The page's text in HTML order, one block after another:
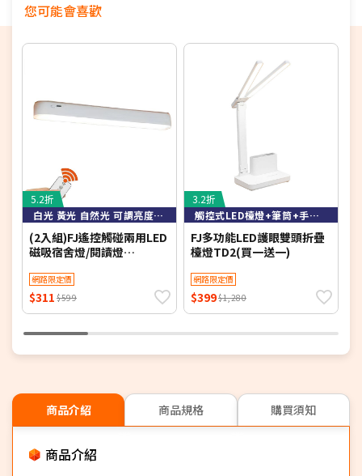
您可能會喜歡
5.2折
白光 黃光 自然光 可調亮度可定時
(2入組)FJ遙控觸碰兩用LED
磁吸宿舍燈/閱讀燈
燈 小夜燈 檯燈 桌燈 床頭
LED)
網路限定價
$311 $599
3.2折
觸控式LED檯燈+筆筒+手機架
FJ多功能LED護眼雙頭折疊
檯燈TD2(買一送一)
網路限定價
$399$1,280
商品介紹 商品規格 購買須知
商品介紹